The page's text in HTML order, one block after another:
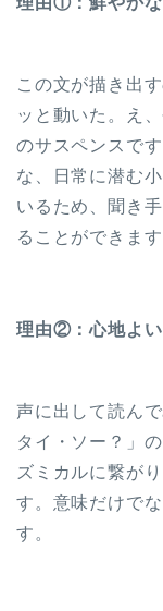
この文が描き出
ッと動いた。え
のサスペンスで
な、日常に潜む
いるため、聞き
ることができます
理由②：心地よい
声に出して読ん
タイ・ソー？」
ズミカルに繋が
す。意味だけで
す。